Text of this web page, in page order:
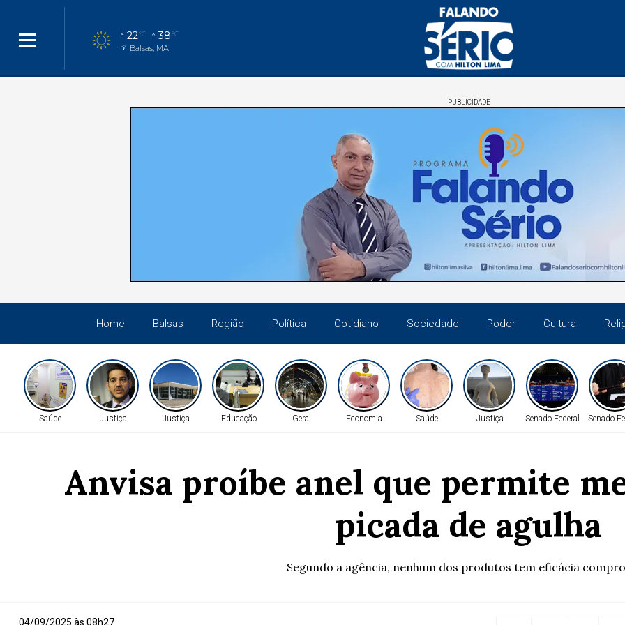
22°C 38°C
Balsas, MA
PUBLICIDADE
Home Balsas Região Política Cotidiano Sociedade Poder Cultura
Saúde Justiça Justiça Educação Geral Economia Saúde Justiça Senado Federal Senado
Anvisa proíbe anel que permite
picada de agulha
Segundo a agência, nenhum dos produtos tem eficácia
04/09/2025 às 08h27